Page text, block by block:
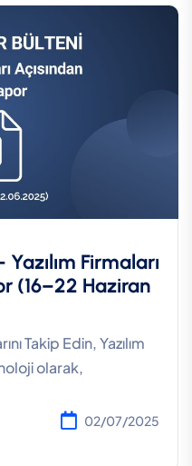
Firmaları
(16–22 Haziran
Takip Edin, Yazılım
olarak,
02/07/2025